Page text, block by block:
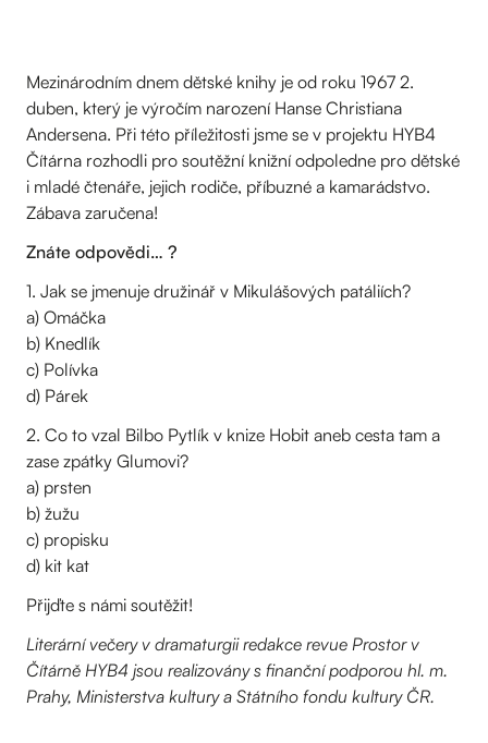
Mezinárodním dnem dětské knihy je od roku 1967 2.
duben, který je výročím narození Hanse Christiana
Andersena. Při této příležitosti jsme se v projektu HYB4
Čítárna rozhodli pro soutěžní knižní odpoledne pro dětské
i mladé čtenáře, jejich rodiče, příbuzné a kamarádstvo.
Zábava zaručena!
Znáte odpovědi… ?
1. Jak se jmenuje družinář v Mikulášových patáliích?
a) Omáčka
b) Knedlík
c) Polívka
d) Párek
2. Co to vzal Bilbo Pytlík v knize Hobit aneb cesta tam a
zase zpátky Glumovi?
a) prsten
b) žužu
c) propisku
d) kit kat
Přijďte s námi soutěžit!
Literární večery v dramaturgii redakce revue Prostor v
Čítárně HYB4 jsou realizovány s finanční podporou hl. m.
Prahy, Ministerstva kultury a Státního fondu kultury ČR.